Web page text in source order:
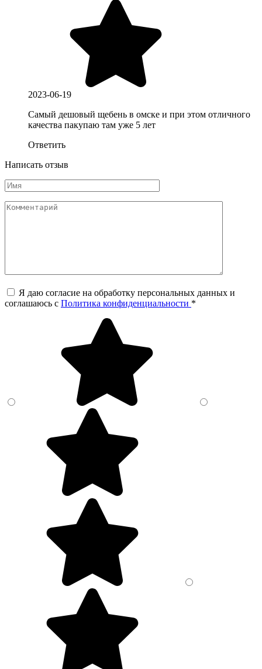
2023-06-19
Самый дешовый щебень в омске и при этом отличного
качества пакупаю там уже 5 лет
Ответить
Написать отзыв
Я даю согласие на обработку персональных данных и
соглашаюсь c Политика конфиденциальности *